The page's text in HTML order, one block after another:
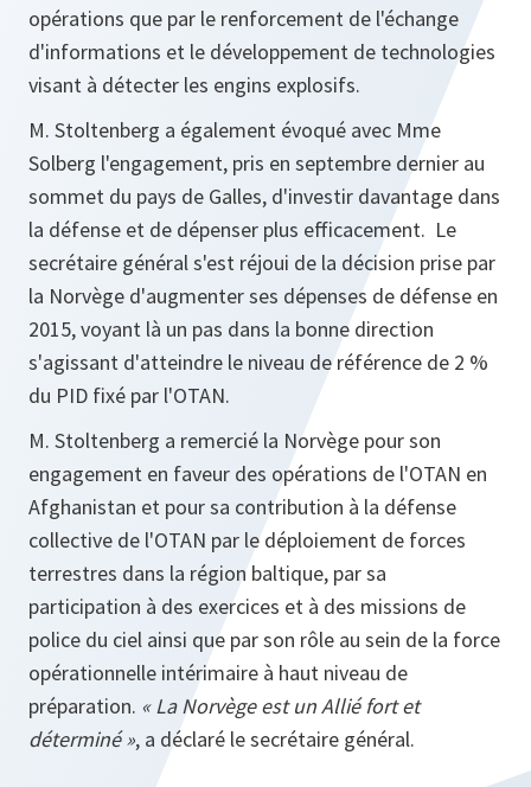
opérations que par le renforcement de l'échange
d'informations et le développement de technologies
visant à détecter les engins explosifs.
M. Stoltenberg a également évoqué avec Mme
Solberg l'engagement, pris en septembre dernier au
sommet du pays de Galles, d'investir davantage dans
la défense et de dépenser plus efficacement. Le
secrétaire général s'est réjoui de la décision prise par
la Norvège d'augmenter ses dépenses de défense en
2015, voyant là un pas dans la bonne direction
s'agissant d'atteindre le niveau de référence de 2 %
du PID fixé par l'OTAN.
M. Stoltenberg a remercié la Norvège pour son
engagement en faveur des opérations de l'OTAN en
Afghanistan et pour sa contribution à la défense
collective de l'OTAN par le déploiement de forces
terrestres dans la région baltique, par sa
participation à des exercices et à des missions de
police du ciel ainsi que par son rôle au sein de la force
opérationnelle intérimaire à haut niveau de
préparation. « La Norvège est un Allié fort et
déterminé », a déclaré le secrétaire général.